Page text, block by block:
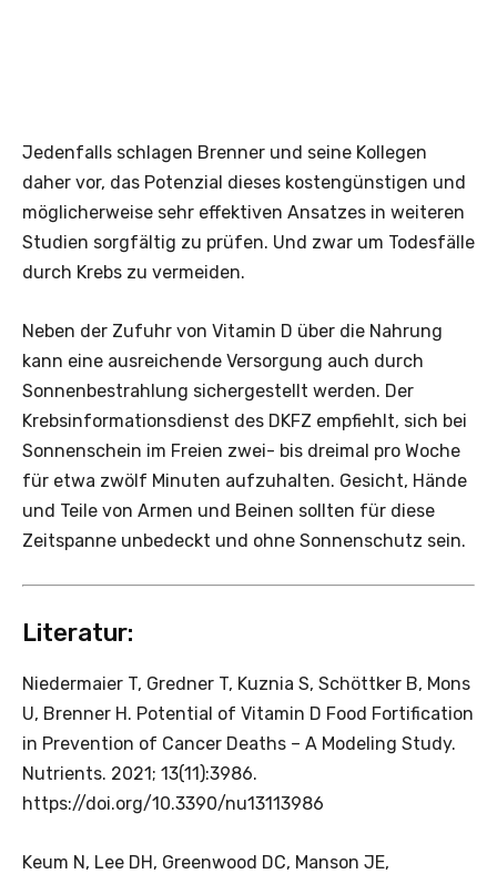
Jedenfalls schlagen Brenner und seine Kollegen
daher vor, das Potenzial dieses kostengünstigen und
möglicherweise sehr effektiven Ansatzes in weiteren
Studien sorgfältig zu prüfen. Und zwar um Todesfälle
durch Krebs zu vermeiden.
Neben der Zufuhr von Vitamin D über die Nahrung
kann eine ausreichende Versorgung auch durch
Sonnenbestrahlung sichergestellt werden. Der
Krebsinformationsdienst des DKFZ empfiehlt, sich bei
Sonnenschein im Freien zwei- bis dreimal pro Woche
für etwa zwölf Minuten aufzuhalten. Gesicht, Hände
und Teile von Armen und Beinen sollten für diese
Zeitspanne unbedeckt und ohne Sonnenschutz sein.
Literatur:
Niedermaier T, Gredner T, Kuznia S, Schöttker B, Mons
U, Brenner H. Potential of Vitamin D Food Fortification
in Prevention of Cancer Deaths – A Modeling Study.
Nutrients. 2021; 13(11):3986.
https://doi.org/10.3390/nu13113986
Keum N, Lee DH, Greenwood DC, Manson JE,